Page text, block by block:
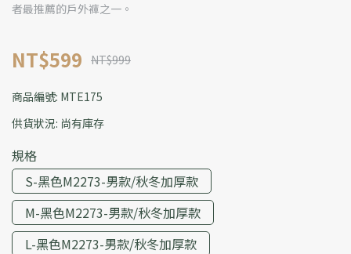
者最推薦的戶外褲之一。
NT$599 NT$999
商品編號: MTE175
供貨狀況: 尚有庫存
規格
S-黑色M2273-男款/秋冬加厚款
M-黑色M2273-男款/秋冬加厚款
L-黑色M2273-男款/秋冬加厚款